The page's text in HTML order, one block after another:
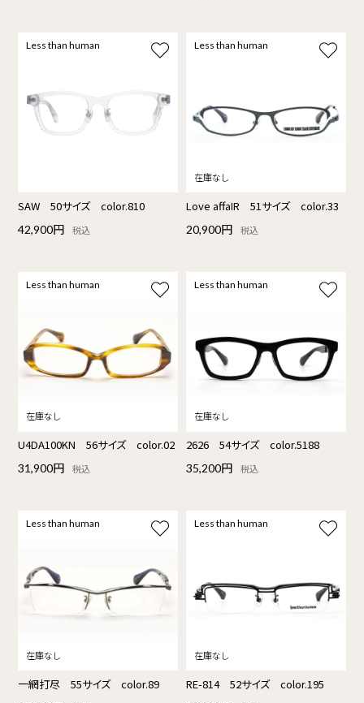
Less than human
SAW 50サイズ color.810
42,900円 税込
Less than human
Love affaIR 51サイズ color.33
20,900円 税込
Less than human
U4DA100KN 56サイズ color.02
31,900円 税込
Less than human
2626 54サイズ color.5188
35,200円 税込
Less than human
一網打尽 55サイズ color.89
Less than human
RE-814 52サイズ color.195